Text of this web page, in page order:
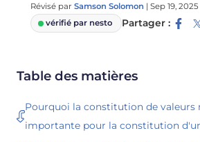
Révisé par Samson Solomon | Sep 19, 2025
vérifié par nesto
Partager :
Table des matières
Pourquoi la constitution de valeurs
importante pour la constitution